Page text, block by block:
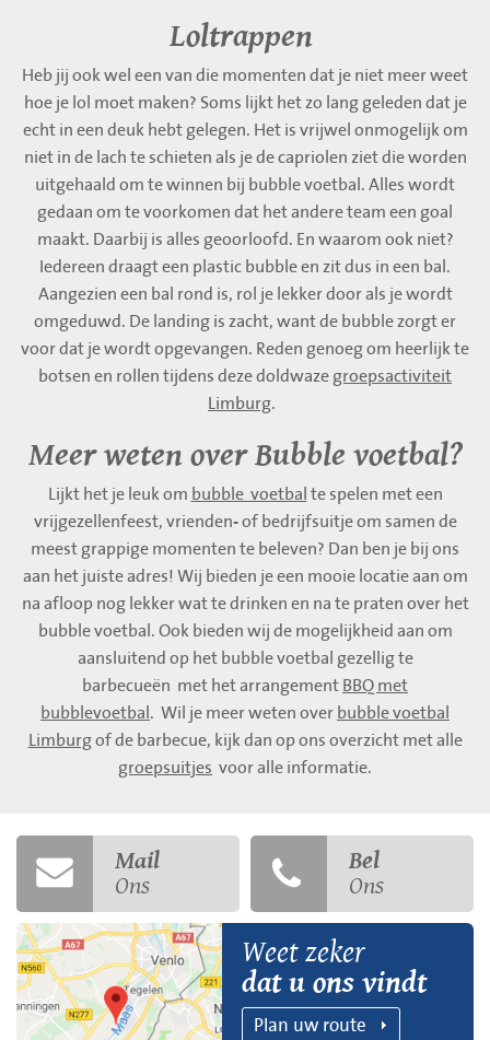
Loltrappen
Heb jij ook wel een van die momenten dat je niet meer weet
hoe je lol moet maken? Soms lijkt het zo lang geleden dat je
echt in een deuk hebt gelegen. Het is vrijwel onmogelijk om
niet in de lach te schieten als je de capriolen ziet die worden
uitgehaald om te winnen bij bubble voetbal. Alles wordt
gedaan om te voorkomen dat het andere team een goal
maakt. Daarbij is alles geoorloofd. En waarom ook niet?
Iedereen draagt een plastic bubble en zit dus in een bal.
Aangezien een bal rond is, rol je lekker door als je wordt
omgeduwd. De landing is zacht, want de bubble zorgt er
voor dat je wordt opgevangen. Reden genoeg om heerlijk te
botsen en rollen tijdens deze doldwazegroepsactiviteit
Limburg.
Meer weten over Bubble voetbal?
Lijkt het je leuk ombubble voetbalte spelen met een
vrijgezellenfeest, vrienden- of bedrijfsuitje om samen de
meest grappige momenten te beleven? Dan ben je bij ons
aan het juiste adres! Wij bieden je een mooie locatie aan om
na afloop nog lekker wat te drinken en na te praten over het
bubble voetbal. Ook bieden wij de mogelijkheid aan om
aansluitend op het bubble voetbal gezellig te
barbecueën met het arrangementBBQ met
bubblevoetbal. Wil je meer weten overbubble voetbal
Limburgof de barbecue, kijk dan op ons overzicht met alle
groepsuitjes voor alle informatie.
Mail
Ons
Bel
Ons
Weet zeker
dat u ons vindt
Plan uw route